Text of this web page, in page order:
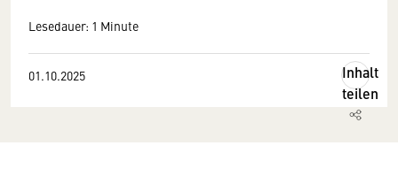
Lesedauer: 1 Minute
01.10.2025
Inhalt
teilen